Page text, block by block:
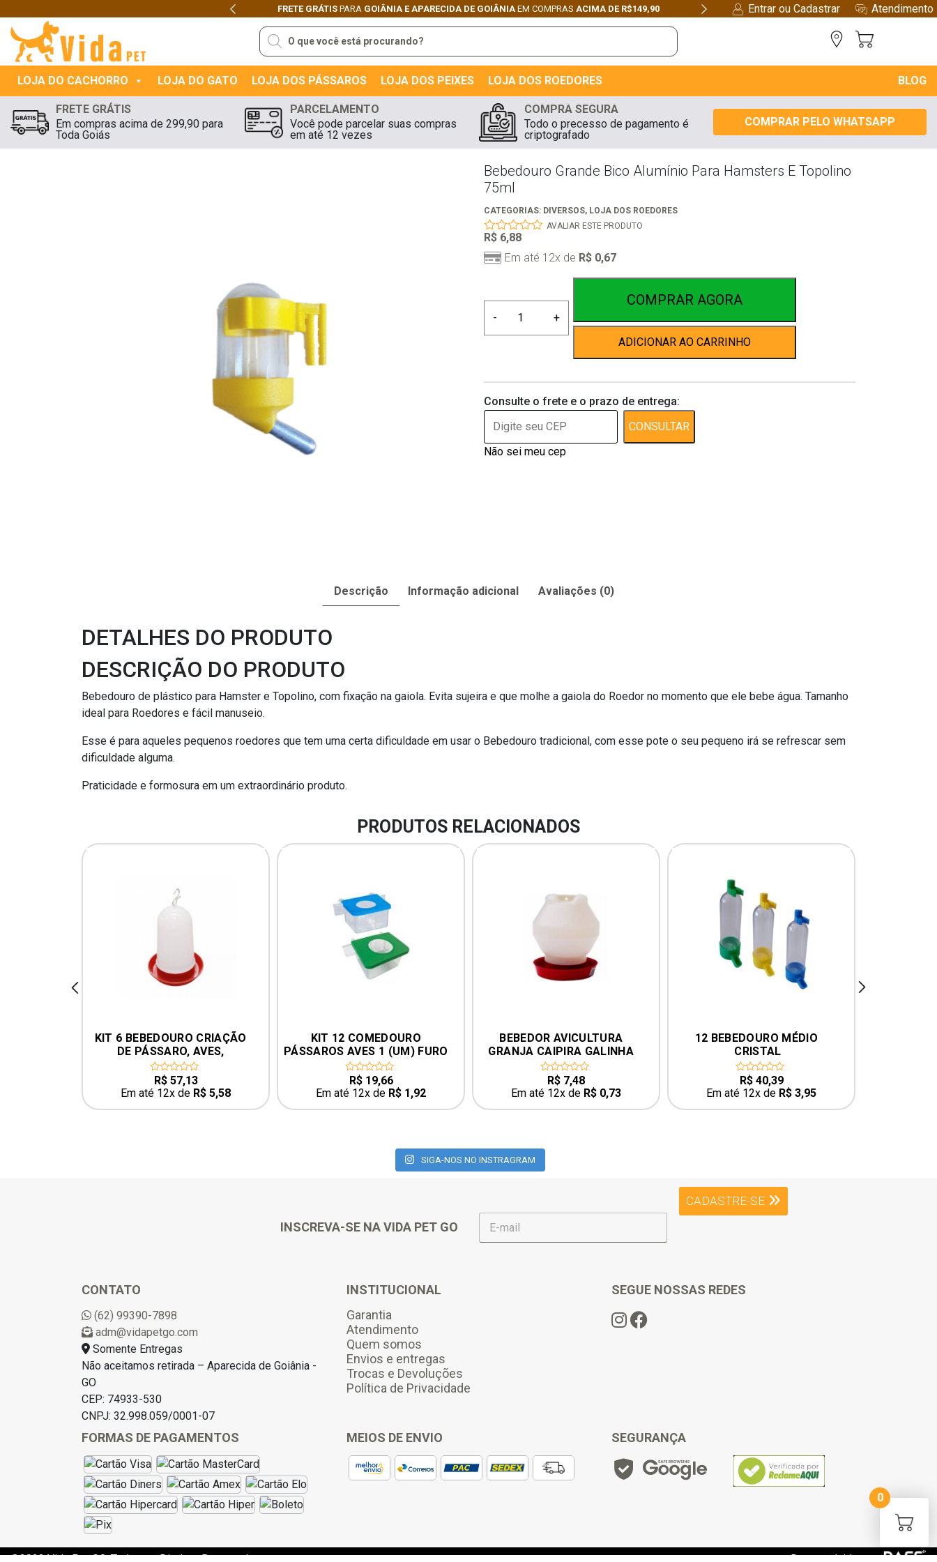
FRETE GRÁTIS PARA GOIÂNIA E APARECIDA DE GOIÂNIA EM COMPRAS ACIMA DE R$149,90
Previous Next
Entrar ou Cadastrar
Atendimento
Pesquisar
produtos
LOJA DO CACHORRO LOJA DO GATO LOJA DOS PÁSSAROS LOJA DOS PEIXES LOJA DOS ROEDORES BLOG
FRETE GRÁTIS
Em compras acima de 299,90 para
Toda Goiás
PARCELAMENTO
Você pode parcelar suas compras
em até 12 vezes
COMPRA SEGURA
Todo o precesso de pagamento é
criptografado
COMPRAR PELO WHATSAPP
Bebedouro Grande Bico Alumínio Para Hamsters E Topolino
75ml
CATEGORIAS: DIVERSOS, LOJA DOS ROEDORES
0
out
of
AVALIAR ESTE PRODUTO
R$ 6,88
Em até 12x de R$ 0,67
-
Grande
E
Topolino
75ml
quantidade
+
COMPRAR AGORA
ADICIONAR AO CARRINHO
Consulte o frete e o prazo de entrega:
CONSULTAR
Não sei meu cep
Descrição Informação adicional Avaliações (0)
DETALHES DO PRODUTO
DESCRIÇÃO DO PRODUTO
Bebedouro de plástico para Hamster e Topolino, com fixação na gaiola. Evita sujeira e que molhe a gaiola do Roedor no momento que ele bebe água. Tamanho
ideal para Roedores e fácil manuseio.
Esse é para aqueles pequenos roedores que tem uma certa dificuldade em usar o Bebedouro tradicional, com esse pote o seu pequeno irá se refrescar sem
dificuldade alguma.
Praticidade e formosura em um extraordinário produto.
PRODUTOS RELACIONADOS
KIT 6 BEBEDOURO CRIAÇÃO
DE PÁSSARO, AVES,
GALINHEIRO
0
out
of
5
R$57,13
Em até 12x de R$ 5,58
KIT 12 COMEDOURO
PÁSSAROS AVES 1 (UM) FURO
COM GANCHO – ATACADO
0
out
of
5
R$19,66
Em até 12x de R$ 1,92
BEBEDOR AVICULTURA
GRANJA CAIPIRA GALINHA
FRANGO GALO 2LTV – BRANCO
out
of
5
R$ 7,48
Em até 12x de R$ 0,73
12 BEBEDOURO MÉDIO
CRISTAL
0
out
of
5
R$40,39
Em até 12x de R$ 3,95
prev
next
SIGA-NOS NO INSTRAGRAM
INSCREVA-SE NA VIDA PET GO
E
m
CADASTRE-SE
CONTATO
(62) 99390-7898
adm@vidapetgo.com
Somente Entregas
Não aceitamos retirada – Aparecida de Goiânia -
GO
CEP: 74933-530
CNPJ: 32.998.059/0001-07
INSTITUCIONAL
Garantia
Atendimento
Quem somos
Envios e entregas
Trocas e Devoluções
Política de Privacidade
SEGUE NOSSAS REDES
FORMAS DE PAGAMENTOS MEIOS DE ENVIO SEGURANÇA
©2023 Vida Pet GO. Todos os Direitos Reservados. Desenvolvido por:
0